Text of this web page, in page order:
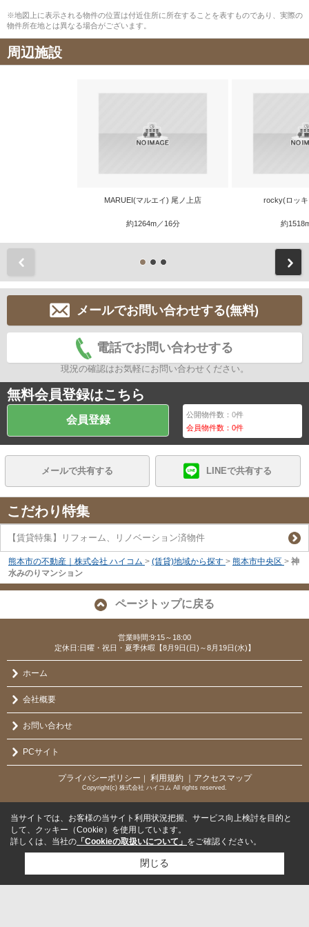
※地図上に表示される物件の位置は付近住所に所在することを表すものであり、実際の
物件所在地とは異なる場合がございます。
周辺施設
MARUEI(マルエイ) 尾ノ上店
約1264m／16分
rocky(ロッ
約
メールでお問い合わせする(無料)
電話でお問い合わせする
現況の確認はお気軽にお問い合わせください。
無料会員登録はこちら
会員登録 公開物件数：0件
会員物件数：0件
メールで共有する LINEで共有する
こだわり特集
【賃貸特集】リフォーム、リノベーション済物件
熊本市の不動産｜株式会社 ハイコム > (賃貸)地域から探す > 熊本市中央区 > 神
水みのりマンション
ページトップに戻る
営業時間:9:15～18:00
定休日:日曜・祝日・夏季休暇【8月9日(日)～8月19日(水)】
ホーム
会社概要
お問い合わせ
PCサイト
プライバシーポリシー 利用規約 ｜アクセスマップ
Copyright(c) 株式会社 ハイコム All rights reserved.
当サイトでは、お客様の当サイト利用状況把握、サービス向上検討を目的と
して、クッキー（Cookie）を使用しています。
詳しくは、当社の 「Cookieの取扱いについて」 をご確認ください。
閉じる